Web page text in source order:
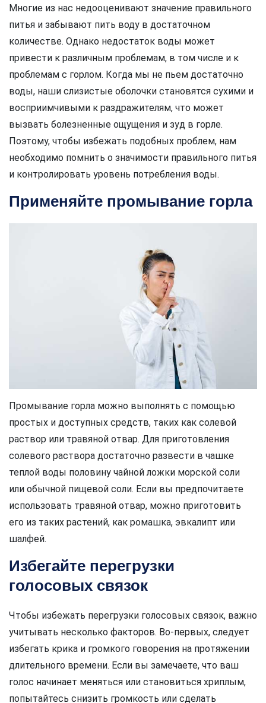
Многие из нас недооценивают значение правильного
питья и забывают пить воду в достаточном
количестве. Однако недостаток воды может
привести к различным проблемам, в том числе и к
проблемам с горлом. Когда мы не пьем достаточно
воды, наши слизистые оболочки становятся сухими и
восприимчивыми к раздражителям, что может
вызвать болезненные ощущения и зуд в горле.
Поэтому, чтобы избежать подобных проблем, нам
необходимо помнить о значимости правильного питья
и контролировать уровень потребления воды.
Применяйте промывание горла
Промывание горла можно выполнять с помощью
простых и доступных средств, таких как солевой
раствор или травяной отвар. Для приготовления
солевого раствора достаточно развести в чашке
теплой воды половину чайной ложки морской соли
или обычной пищевой соли. Если вы предпочитаете
использовать травяной отвар, можно приготовить
его из таких растений, как ромашка, эвкалипт или
шалфей.
Избегайте перегрузки
голосовых связок
Чтобы избежать перегрузки голосовых связок, важно
учитывать несколько факторов. Во-первых, следует
избегать крика и громкого говорения на протяжении
длительного времени. Если вы замечаете, что ваш
голос начинает меняться или становиться хриплым,
попытайтесь снизить громкость или сделать